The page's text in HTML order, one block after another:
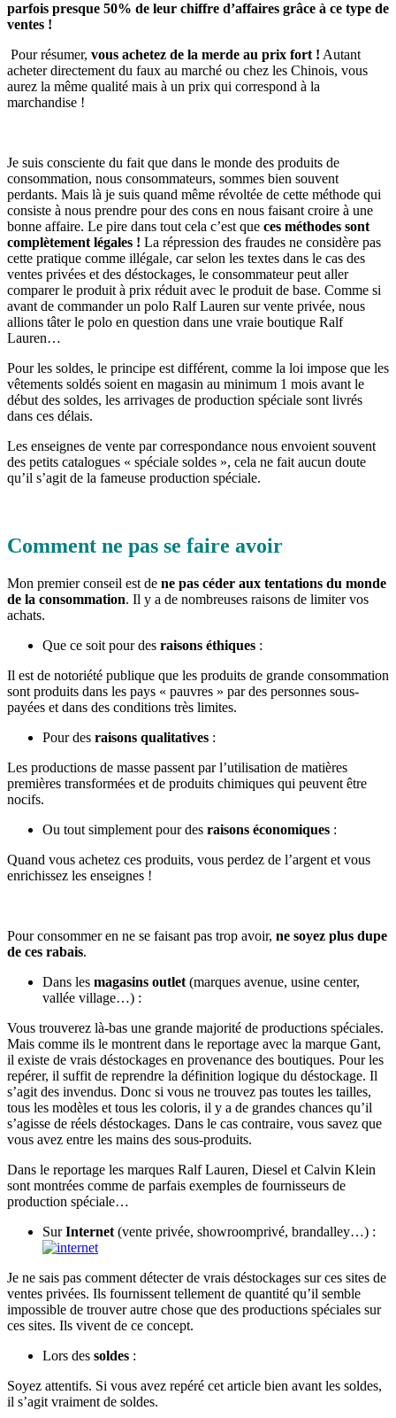
parfois presque 50% de leur chiffre d’affaires grâce à ce type de
ventes !
Pour résumer, vous achetez de la merde au prix fort ! Autant
acheter directement du faux au marché ou chez les Chinois, vous
aurez la même qualité mais à un prix qui correspond à la
marchandise !
Je suis consciente du fait que dans le monde des produits de
consommation, nous consommateurs, sommes bien souvent
perdants. Mais là je suis quand même révoltée de cette méthode qui
consiste à nous prendre pour des cons en nous faisant croire à une
bonne affaire. Le pire dans tout cela c’est que ces méthodes sont
complètement légales ! La répression des fraudes ne considère pas
cette pratique comme illégale, car selon les textes dans le cas des
ventes privées et des déstockages, le consommateur peut aller
comparer le produit à prix réduit avec le produit de base. Comme si
avant de commander un polo Ralf Lauren sur vente privée, nous
allions tâter le polo en question dans une vraie boutique Ralf
Lauren…
Pour les soldes, le principe est différent, comme la loi impose que les
vêtements soldés soient en magasin au minimum 1 mois avant le
début des soldes, les arrivages de production spéciale sont livrés
dans ces délais.
Les enseignes de vente par correspondance nous envoient souvent
des petits catalogues « spéciale soldes », cela ne fait aucun doute
qu’il s’agit de la fameuse production spéciale.
Comment ne pas se faire avoir
Mon premier conseil est de ne pas céder aux tentations du monde
de la consommation. Il y a de nombreuses raisons de limiter vos
achats.
Que ce soit pour des raisons éthiques :
Il est de notoriété publique que les produits de grande consommation
sont produits dans les pays « pauvres » par des personnes sous-
payées et dans des conditions très limites.
Pour des raisons qualitatives :
Les productions de masse passent par l’utilisation de matières
premières transformées et de produits chimiques qui peuvent être
nocifs.
Ou tout simplement pour des raisons économiques :
Quand vous achetez ces produits, vous perdez de l’argent et vous
enrichissez les enseignes !
Pour consommer en ne se faisant pas trop avoir, ne soyez plus dupe
de ces rabais.
Dans les magasins outlet (marques avenue, usine center,
vallée village…) :
Vous trouverez là-bas une grande majorité de productions spéciales.
Mais comme ils le montrent dans le reportage avec la marque Gant,
il existe de vrais déstockages en provenance des boutiques. Pour les
repérer, il suffit de reprendre la définition logique du déstockage. Il
s’agit des invendus. Donc si vous ne trouvez pas toutes les tailles,
tous les modèles et tous les coloris, il y a de grandes chances qu’il
s’agisse de réels déstockages. Dans le cas contraire, vous savez que
vous avez entre les mains des sous-produits.
Dans le reportage les marques Ralf Lauren, Diesel et Calvin Klein
sont montrées comme de parfais exemples de fournisseurs de
production spéciale…
SurInternet (vente privée, showroomprivé, brandalley…) :
Je ne sais pas comment détecter de vrais déstockages sur ces sites de
ventes privées. Ils fournissent tellement de quantité qu’il semble
impossible de trouver autre chose que des productions spéciales sur
ces sites. Ils vivent de ce concept.
Lors des soldes :
Soyez attentifs. Si vous avez repéré cet article bien avant les soldes,
il s’agit vraiment de soldes.